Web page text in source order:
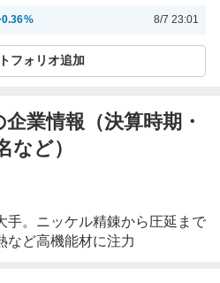
% 8/7 23:01
フォリオ追加
業情報（決算時期・
など）
手。ニッケル精錬から圧延まで
など高機能材に注力